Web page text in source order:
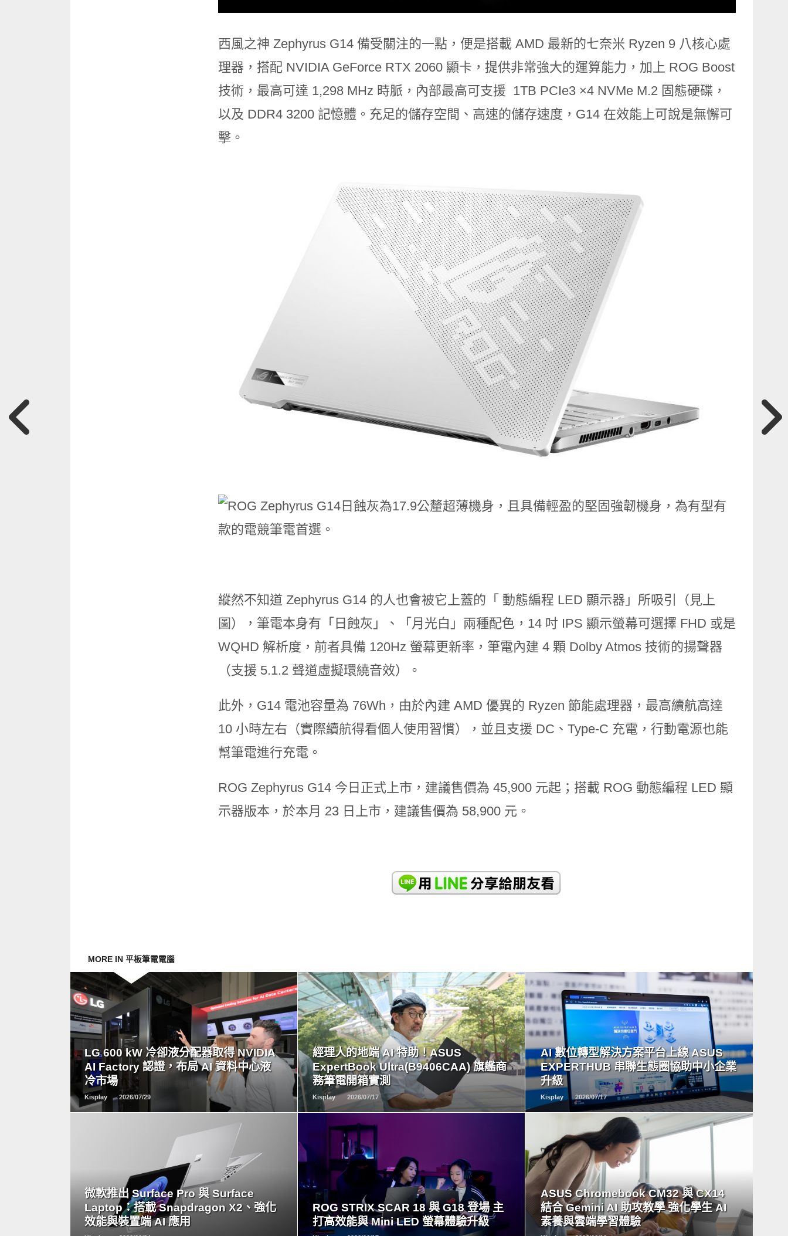
西風之神 Zephyrus G14 備受關注的一點，便是搭載 AMD 最新的七奈米 Ryzen 9 八核心處
理器，搭配 NVIDIA GeForce RTX 2060 顯卡，提供非常強大的運算能力，加上 ROG Boost
技術，最高可達 1,298 MHz 時脈，內部最高可支援 1TB PCIe3 ×4 NVMe M.2 固態硬碟，
以及 DDR4 3200 記憶體。充足的儲存空間、高速的儲存速度，G14 在效能上可說是無懈可
擊。
縱然不知道 Zephyrus G14 的人也會被它上蓋的「 動態編程 LED 顯示器」所吸引（見上
圖），筆電本身有「日蝕灰」、「月光白」兩種配色，14 吋 IPS 顯示螢幕可選擇 FHD 或是
WQHD 解析度，前者具備 120Hz 螢幕更新率，筆電內建 4 顆 Dolby Atmos 技術的揚聲器
（支援 5.1.2 聲道虛擬環繞音效）。
此外，G14 電池容量為 76Wh，由於內建 AMD 優異的 Ryzen 節能處理器，最高續航高達
10 小時左右（實際續航得看個人使用習慣），並且支援 DC、Type-C 充電，行動電源也能
幫筆電進行充電。
ROG Zephyrus G14 今日正式上市，建議售價為 45,900 元起；搭載 ROG 動態編程 LED 顯
示器版本，於本月 23 日上市，建議售價為 58,900 元。
MORE IN 平板筆電電腦
LG 600 kW 冷卻液分配器取得 NVIDIA
AI Factory 認證，布局 AI 資料中心液
冷市場
Kisplay 2026/07/29
READ
MORE
經理人的地端 AI 特助！ASUS
ExpertBook Ultra(B9406CAA) 旗艦商
務筆電開箱實測
Kisplay 2026/07/17
READ
MORE
AI 數位轉型解決方案平台上線 ASUS
EXPERTHUB 串聯生態圈協助中小企業
升級
Kisplay 2026/07/17
READ
MORE
微軟推出 Surface Pro 與 Surface
Laptop：搭載 Snapdragon X2、強化
效能與裝置端 AI 應用
READ
MORE
ROG STRIX SCAR 18 與 G18 登場 主
打高效能與 Mini LED 螢幕體驗升級
READ
MORE
ASUS Chromebook CM32 與 CX14
結合 Gemini AI 助攻教學 強化學生 AI
素養與雲端學習體驗
READ
MORE